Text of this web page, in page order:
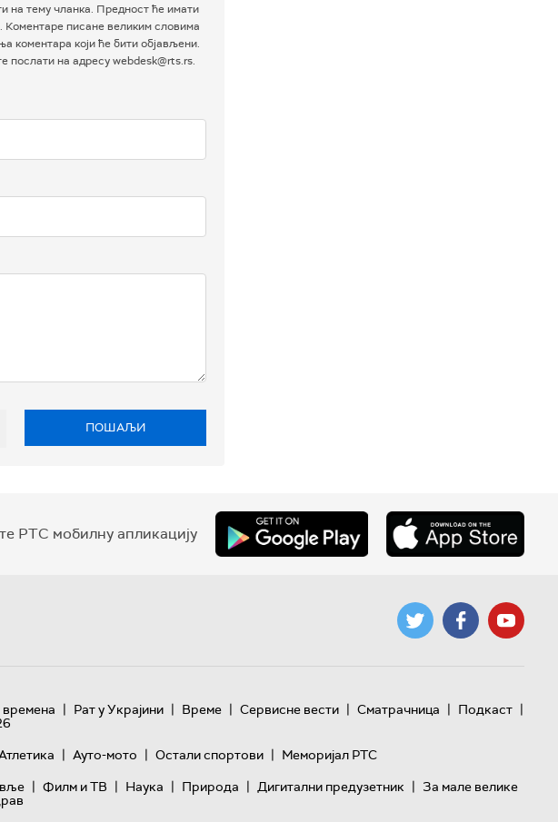
на тему чланка. Предност ће имати
Коментаре писане великим словима
коментара који ће бити објављени.
послати на адресу webdesk@rts.rs.
ПОШАЉИ
РТС мобилну апликацију
| Рат у Украјини | Време | Сервисне вести | Сматрачница | Подкаст |
| Ауто-мото | Остали спортови | Меморијал РТС
| Филм и ТВ | Наука | Природа | Дигитални предузетник | За мале велике